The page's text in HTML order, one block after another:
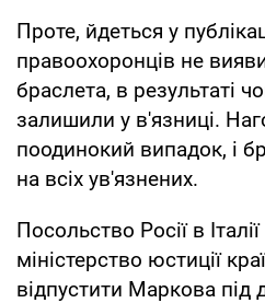
Проте, йдеться у
правоохоронців не
браслета, в результаті
залишили у в'язниці.
поодинокий випадок, і
на всіх ув'язнених.
Посольство Росії в
міністерство юстиції
відпустити Маркова